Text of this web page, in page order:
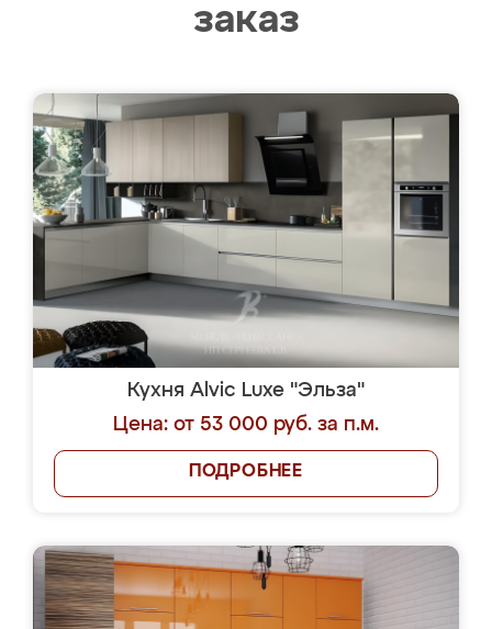
заказ
Кухня Alvic Luxe "Эльза"
Цена: от 53 000 руб. за п.м.
ПОДРОБНЕЕ